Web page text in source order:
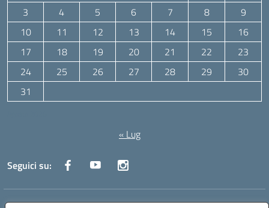
3
4 5 6 7 8
9
10
11 12 13 14 15
16
17
18 19 20 21 22
23
24
25 26 27 28 29
30
31
« Lug
Seguici su: